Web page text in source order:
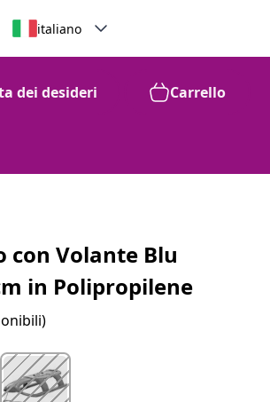
italiano
dei desideri Carrello
con Volante Blu
in Polipropilene